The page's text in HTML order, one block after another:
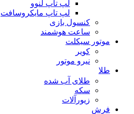
لپ تاپ لنوو
لپ تاپ مایکروسافت
کنسول بازی
ساعت هوشمند
موتور سیکلت
کویر
نیرو موتور
طلا
طلای آب شده
سکه
زیورآلات
فرش